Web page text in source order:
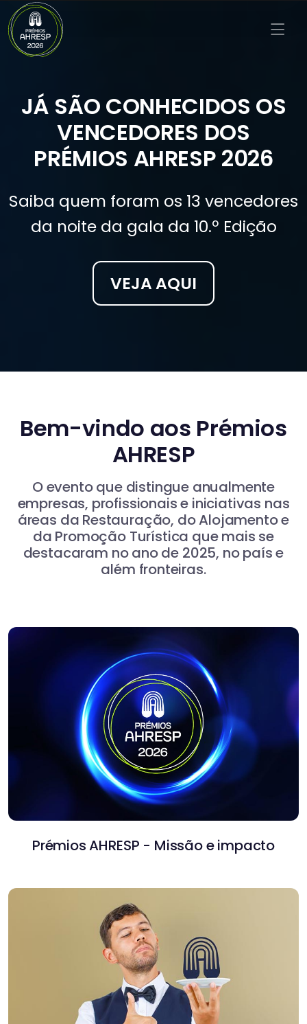
JÁ SÃO CONHECIDOS OS
VENCEDORES DOS
PRÉMIOS AHRESP 2026
Saiba quem foram os 13 vencedores
da noite da gala da 10.º Edição
VEJA AQUI
Bem-vindo aos Prémios
AHRESP
O evento que distingue anualmente
empresas, profissionais e iniciativas nas
áreas da Restauração, do Alojamento e
da Promoção Turística que mais se
destacaram no ano de 2025, no país e
além fronteiras.
Prémios AHRESP - Missão e impacto